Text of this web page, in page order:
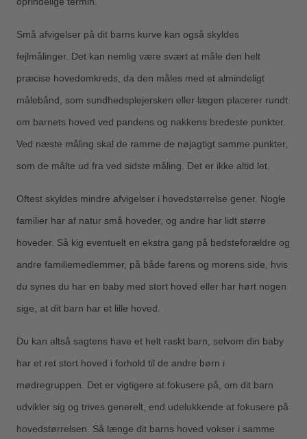
Små afvigelser på dit barns kurve kan også skyldes
fejlmålinger. Det kan nemlig være svært at måle den helt
præcise hovedomkreds, da den måles med et almindeligt
målebånd, som sundhedsplejersken eller lægen placerer rundt
om barnets hoved ved pandens og nakkens bredeste punkter.
Ved næste måling skal de ramme de nøjagtigt samme punkter,
som de målte ud fra ved sidste måling. Det er ikke altid let.
Oftest skyldes mindre afvigelser i hovedstørrelse gener. Nogle
familier har af natur små hoveder, og andre har lidt større
hoveder. Så kig eventuelt en ekstra gang på bedsteforældre og
andre familiemedlemmer, på både farens og morens side, hvis
du synes du har en baby med stort hoved eller har hørt nogen
sige, at dit barn har et lille hoved.
Du kan altså sagtens have et helt raskt barn, selvom din baby
har et ret stort hoved i forhold til de andre børn i
mødregruppen. Det er vigtigere at fokusere på, om dit barn
udvikler sig og trives generelt, end udelukkende at fokusere på
hovedstørrelsen. Så længe dit barns hoved vokser i samme